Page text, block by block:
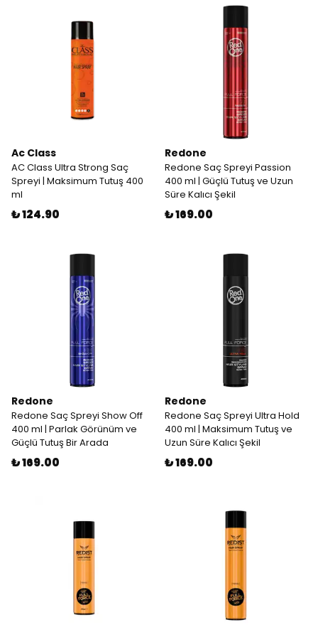
Ac Class
AC Class Ultra Strong Saç
Spreyi | Maksimum Tutuş 400
ml
₺ 124.90
Redone
Redone Saç Spreyi Passion
400 ml | Güçlü Tutuş ve Uzun
Süre Kalıcı Şekil
₺ 169.00
Redone
Redone Saç Spreyi Show Off
400 ml | Parlak Görünüm ve
Güçlü Tutuş Bir Arada
₺ 169.00
Redone
Redone Saç Spreyi Ultra Hold
400 ml | Maksimum Tutuş ve
Uzun Süre Kalıcı Şekil
₺ 169.00